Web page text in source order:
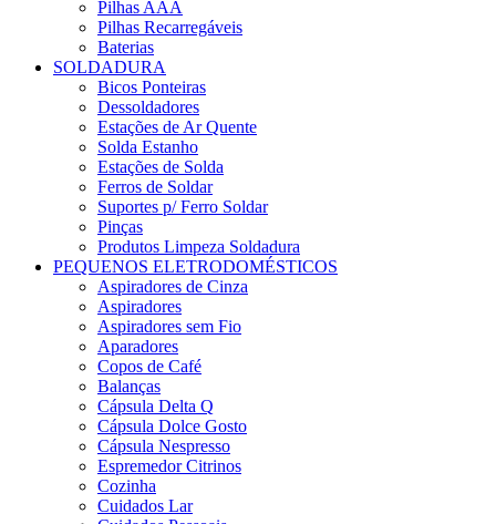
Pilhas AAA
Pilhas Recarregáveis
Baterias
SOLDADURA
Bicos Ponteiras
Dessoldadores
Estações de Ar Quente
Solda Estanho
Estações de Solda
Ferros de Soldar
Suportes p/ Ferro Soldar
Pinças
Produtos Limpeza Soldadura
PEQUENOS ELETRODOMÉSTICOS
Aspiradores de Cinza
Aspiradores
Aspiradores sem Fio
Aparadores
Copos de Café
Balanças
Cápsula Delta Q
Cápsula Dolce Gosto
Cápsula Nespresso
Espremedor Citrinos
Cozinha
Cuidados Lar